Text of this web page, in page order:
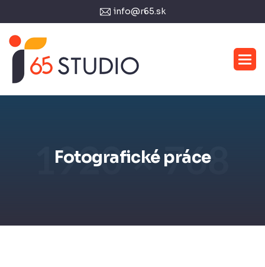
info@r65.sk
Fotografické práce